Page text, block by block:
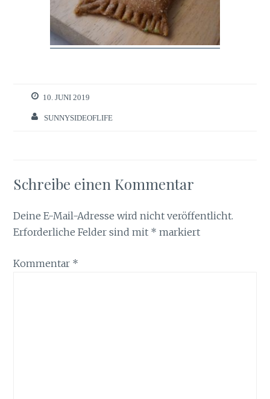
10. JUNI 2019
SUNNYSIDEOFLIFE
Schreibe einen Kommentar
Deine E-Mail-Adresse wird nicht veröffentlicht.
Erforderliche Felder sind mit * markiert
Kommentar *